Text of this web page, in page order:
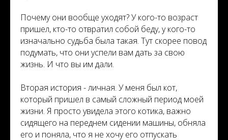
Почему они вообще уходят? У кого-то возраст
пришел, кто-то отвратил собой беду, у кого-то
изначально судьба была такая. Тут скорее повод
подумать, что они успели вам дать за свою
жизнь. И что вы им дали.
Вторая история - личная. У меня был кот,
который пришел в самый сложный период моей
жизни. Я просто увидела этого котика, важно
сидящего на переднем сидении машины, обняла
его и поняла, что я не хочу его отпускать